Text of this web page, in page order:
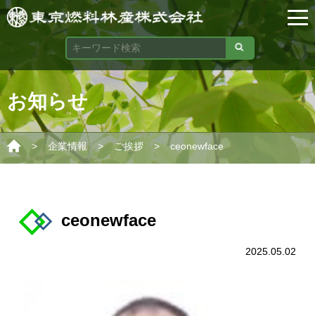
お知らせ
> 企業情報 > ご挨拶 > ceonewface
ceonewface
2025.05.02